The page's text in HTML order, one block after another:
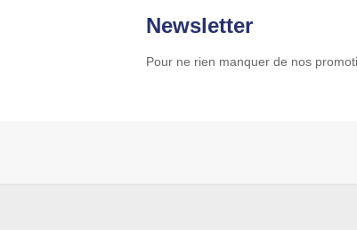
Newsletter
Pour ne rien manquer de nos